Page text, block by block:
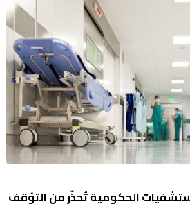
الحكومية تُحذّر من التوّقف